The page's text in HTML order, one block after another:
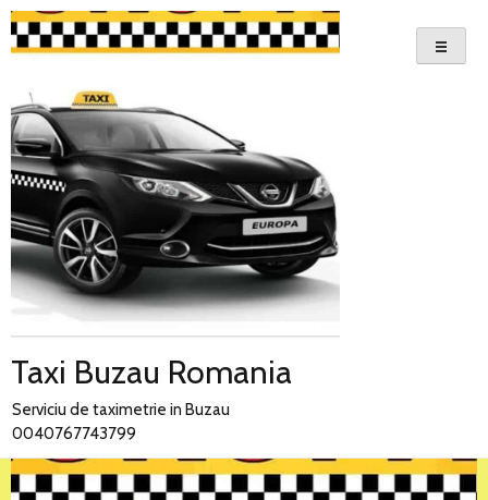
Skip
to
Taxi Buzau Romania
Serviciu de taximetrie in Buzau
0040767743799